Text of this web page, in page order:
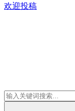
欢迎投稿